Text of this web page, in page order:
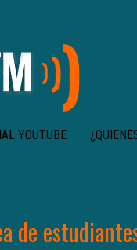
YOUTUBE
de